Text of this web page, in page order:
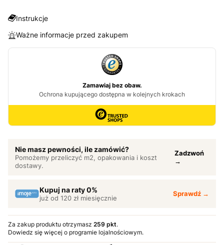
Instrukcje
Ważne informacje przed zakupem
Nie masz pewności, ile zamówić?
Pomożemy przeliczyć m2, opakowania i koszt
dostawy.
Zadzwoń
→
Kupuj na raty 0%
już od 120 zł miesięcznie
Sprawdź →
Za zakup produktu otrzymasz 259 pkt.
Dowiedz się więcej o programie lojalnościowym.